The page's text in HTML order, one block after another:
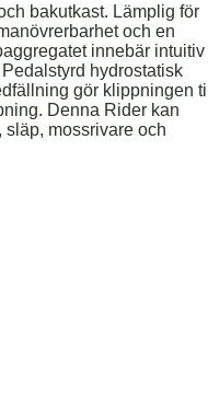
bakutkast. Lämplig för
och en
innebär intuitiv
hydrostatisk
gör klippningen till
Denna Rider kan
släp, mossrivare och